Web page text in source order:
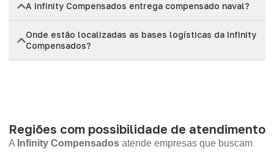
A Infinity Compensados entrega compensado naval?
Onde estão localizadas as bases logísticas da Infinity
Compensados?
Regiões com possibilidade de atendimento
A Infinity Compensados atende empresas que buscam